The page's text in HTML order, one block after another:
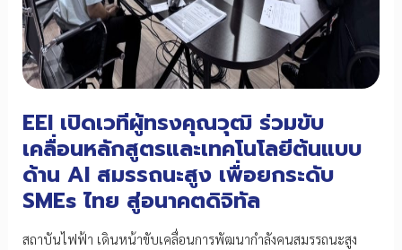
EEI เปิดเวทีผู้ทรงคุณวุฒิ ร่วมขับ
เคลื่อนหลักสูตรและเทคโนโลยีต้นแบบ
ด้าน AI สมรรถนะสูง เพื่อยกระดับ
SMEs ไทย สู่อนาคตดิจิทัล
สถาบันไฟฟ้า เดินหน้าขับเคลื่อนการพัฒนากำลังคนสมรรถนะสูง